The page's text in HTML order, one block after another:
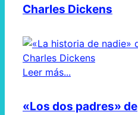
Charles Dickens
Leer más...
«Los dos padres» de